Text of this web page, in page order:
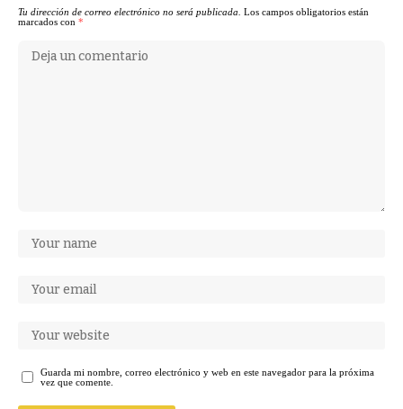
Tu dirección de correo electrónico no será publicada.
Los campos obligatorios están
marcados con *
Guarda mi nombre, correo electrónico y web en este navegador para la próxima
vez que comente.